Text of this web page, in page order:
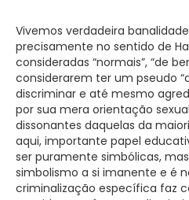
Vivemos verdadeira
precisamente no sentido de
consideradas “normais”, “de
considerarem ter um pseudo
discriminar e até mesmo
por sua mera orientação
dissonantes daquelas da
aqui, importante papel
ser puramente simbólicas,
simbolismo a si imanente e é
criminalização específica faz